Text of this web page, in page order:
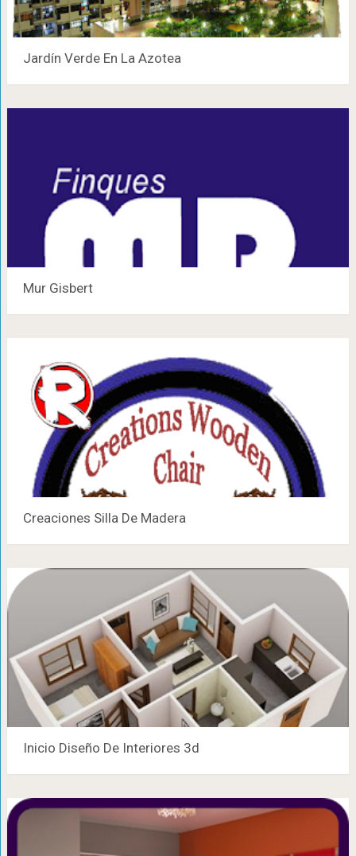
Jardín Verde En La Azotea
Mur Gisbert
Creaciones Silla De Madera
Inicio Diseño De Interiores 3d